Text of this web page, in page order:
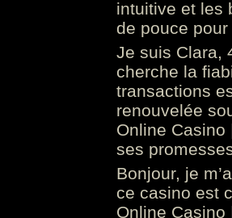
intuitive et les
de pouce
Je suis Clara,
cherche la
transactions
renouvelée
Online
ses
Bonjour, je
ce casino est
Online